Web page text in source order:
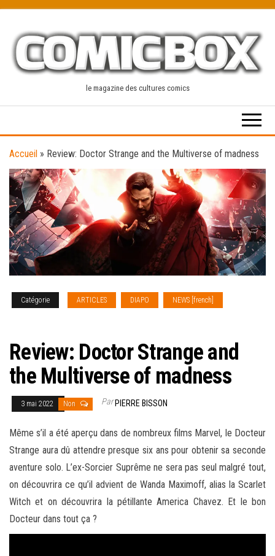
content
le magazine des cultures comics
Accueil » Review: Doctor Strange and the Multiverse of madness
Catégorie ARTICLES DIAPO NEWS [french]
Review: Doctor Strange and
the Multiverse of madness
3 mai 2022 Non ParPIERRE BISSON
Même s’il a été aperçu dans de nombreux films Marvel, le Docteur
Strange aura dû attendre presque six ans pour obtenir sa seconde
aventure solo. L’ex-Sorcier Suprême ne sera pas seul malgré tout,
on découvrira ce qu’il advient de Wanda Maximoff, alias la Scarlet
Witch et on découvrira la pétillante America Chavez. Et le bon
Docteur dans tout ça ?